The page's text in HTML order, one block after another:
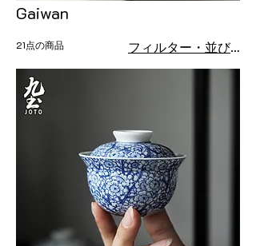
Gaiwan
21点の商品 フィルター・並び替え